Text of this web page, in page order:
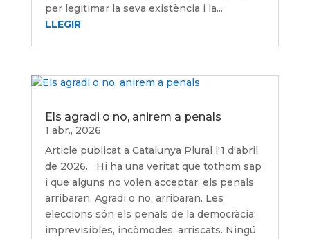
per legitimar la seva existència i la...
LLEGIR
Els agradi o no, anirem a penals
1 abr., 2026
Article publicat a Catalunya Plural l'1 d'abril
de 2026. Hi ha una veritat que tothom sap
i que alguns no volen acceptar: els penals
arribaran. Agradi o no, arribaran. Les
eleccions són els penals de la democràcia:
imprevisibles, incòmodes, arriscats. Ningú